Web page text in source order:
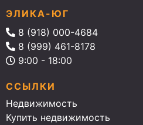
ЭЛИКА-ЮГ
8 (918) 000-4684
8 (999) 461-8178
9:00 - 18:00
ССЫЛКИ
Недвижимость
Купить недвижимость